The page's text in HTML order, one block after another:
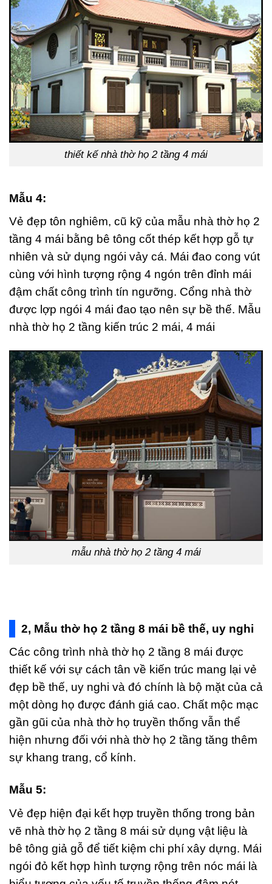
thiết kế nhà thờ họ 2 tầng 4 mái
Mẫu 4:
Vẻ đẹp tôn nghiêm, cũ kỹ của mẫu nhà thờ họ 2
tầng 4 mái bằng bê tông cốt thép kết hợp gỗ tự
nhiên và sử dụng ngói vảy cá. Mái đao cong vút
cùng với hình tượng rộng 4 ngón trên đỉnh mái
đậm chất công trình tín ngưỡng. Cổng nhà thờ
được lợp ngói 4 mái đao tạo nên sự bề thế. Mẫu
nhà thờ họ 2 tầng kiến trúc 2 mái, 4 mái
mẫu nhà thờ họ 2 tầng 4 mái
2, Mẫu thờ họ 2 tầng 8 mái bề thế, uy nghi
Các công trình nhà thờ họ 2 tầng 8 mái được
thiết kế với sự cách tân về kiến trúc mang lại vẻ
đẹp bề thế, uy nghi và đó chính là bộ mặt của cả
một dòng họ được đánh giá cao. Chất mộc mạc
gần gũi của nhà thờ họ truyền thống vẫn thể
hiện nhưng đối với nhà thờ họ 2 tầng tăng thêm
sự khang trang, cổ kính.
Mẫu 5:
Vẻ đẹp hiện đại kết hợp truyền thống trong bản
vẽ nhà thờ họ 2 tầng 8 mái sử dụng vật liệu là
bê tông giả gỗ để tiết kiệm chi phí xây dựng. Mái
ngói đỏ kết hợp hình tượng rộng trên nóc mái là